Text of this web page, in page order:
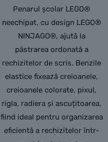
Penarul școlar LEGO®
neechipat, cu design LEGO®
NINJAGO®, ajută la
păstrarea ordonată a
rechizitelor de scris. Benzile
elastice fixează creioanele,
creioanele colorate, pixul,
rigla, radiera și ascuțitoarea,
fiind ideal pentru organizarea
eficientă a rechizitelor într-